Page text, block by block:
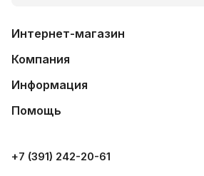
Интернет-магазин
Компания
Информация
Помощь
+7 (391) 242-20-61